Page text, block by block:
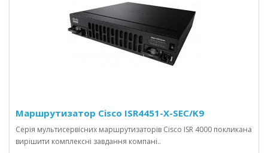
Маршрутизатор Cisco ISR4451-X-SEC/K9
Серія мультисервісних маршрутизаторів Cisco ISR 4000 покликана
вирішити комплексні завдання компані..